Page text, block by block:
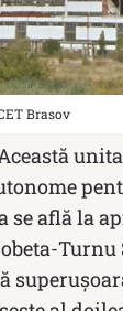
Brasov
se află la
Turnu